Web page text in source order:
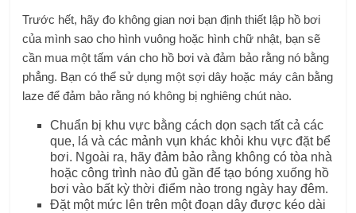
Trước hết, hãy đo không gian nơi bạn định thiết lập hồ bơi
của mình sao cho hình vuông hoặc hình chữ nhật, bạn sẽ
cần mua một tấm ván cho hồ bơi và đảm bảo rằng nó bằng
phẳng. Bạn có thể sử dụng một sợi dây hoặc máy cân bằng
laze để đảm bảo rằng nó không bị nghiêng chút nào.
Chuẩn bị khu vực bằng cách dọn sạch tất cả các
que, lá và các mảnh vụn khác khỏi khu vực đặt bể
bơi. Ngoài ra, hãy đảm bảo rằng không có tòa nhà
hoặc công trình nào đủ gần để tạo bóng xuống hồ
bơi vào bất kỳ thời điểm nào trong ngày hay đêm.
Đặt một mức lên trên một đoạn dây được kéo dài